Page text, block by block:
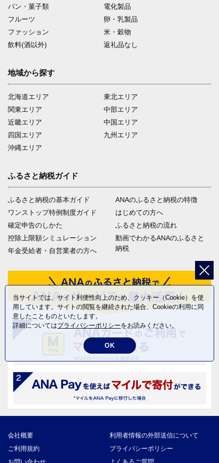
パン・菓子類
電化製品
フルーツ
卵・乳製品
ファッション
米・穀物
飲料(酒以外)
返礼品なし
地域から探す
北海道エリア
関東エリア
近畿エリア
四国エリア
沖縄エリア
東北エリア
中部エリア
中国エリア
九州エリア
ふるさと納税ガイド
ふるさと納税の基本ガイド
ワンストップ特例制度ガイド
確定申告のしかた
控除上限額シミュレーション
年金受給者・自営業者の方へ
ANAのふるさと納税の特徴
はじめての方へ
ふるさと納税の流れ
動画でわかるANAのふるさと
納税
会社概要
利用者情報の外部送信について
ご利用規約
プライバシーポリシー
当サイトでは、サイト利便性向上のため、クッキー（Cookie）を使
用しています。サイトの閲覧を継続された場合、Cookieの利用に同
意したことものといたします。
詳細についてはプライバシーポリシーをお読みください。
OK